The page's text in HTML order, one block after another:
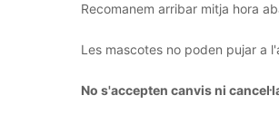
Recomanem arribar mitja hora
Les mascotes no poden pujar a
No s'accepten canvis ni